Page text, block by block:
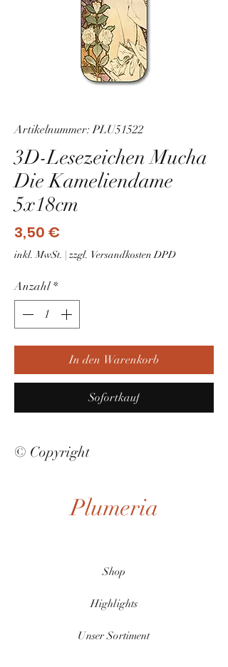
Artikelnummer: PLU51522
3D-Lesezeichen Mucha
Die Kameliendame
5x18cm
3,50 €
inkl. MwSt. | zzgl. Versandkosten DPD
Anzahl *
In den Warenkorb
Sofortkauf
© Copyright
Plumeria
Shop
Highlights
Unser Sortiment